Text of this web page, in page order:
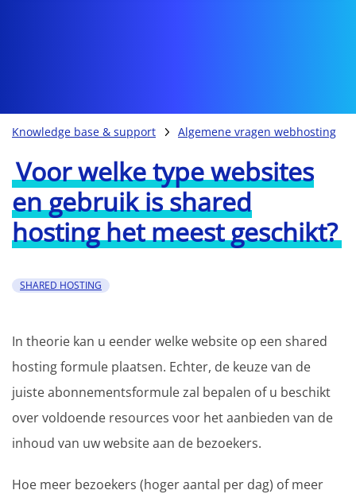
Knowledge base & support Algemene vragen webhosting
Voor welke type websites
en gebruik is shared
hosting het meest geschikt?
SHARED HOSTING
In theorie kan u eender welke website op een shared
hosting formule plaatsen. Echter, de keuze van de
juiste abonnementsformule zal bepalen of u beschikt
over voldoende resources voor het aanbieden van de
inhoud van uw website aan de bezoekers.
Hoe meer bezoekers (hoger aantal per dag) of meer